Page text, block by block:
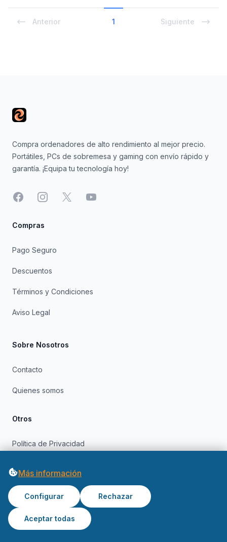
Anterior 1 Siguiente
Compra ordenadores de alto rendimiento al mejor precio.
Portátiles, PCs de sobremesa y gaming con envío rápido y
garantía. ¡Equipa tu tecnología hoy!
FacebookInstagram
X YouTube
Compras
Pago Seguro
Descuentos
Términos y Condiciones
Aviso Legal
Sobre Nosotros
Contacto
Quienes somos
Otros
Política de Privacidad
© 2026 OfertasInformatica. Todos los derechos reservados.
Más información
Configurar Rechazar
Aceptar todas